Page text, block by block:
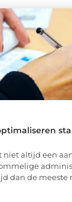
niet altijd een
dan de meeste